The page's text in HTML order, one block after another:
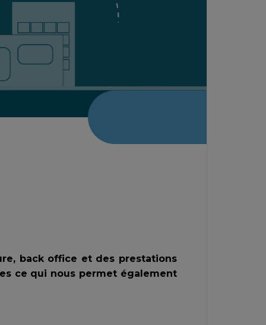
back office et des prestations
ce qui nous permet également